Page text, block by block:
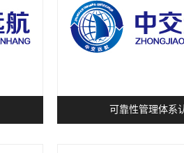
可靠性管理体系